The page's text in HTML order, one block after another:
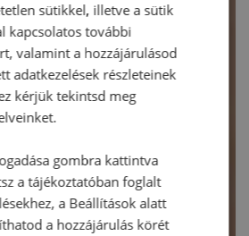
sütikkel, illetve a sütik
kapcsolatos további
valamint a hozzájárulásod
adatkezelések részleteinek
kérjük tekintsd meg
gombra kattintva
a tájékoztatóban foglalt
a Beállítások alatt
a hozzájárulás körét